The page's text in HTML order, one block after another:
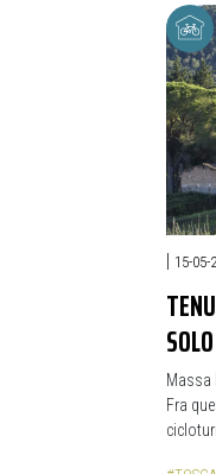
| 15-05-
Massa
Fra